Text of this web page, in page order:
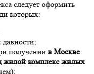
следует оформить
которых:
получении в Москве
жилой комплекс жилых